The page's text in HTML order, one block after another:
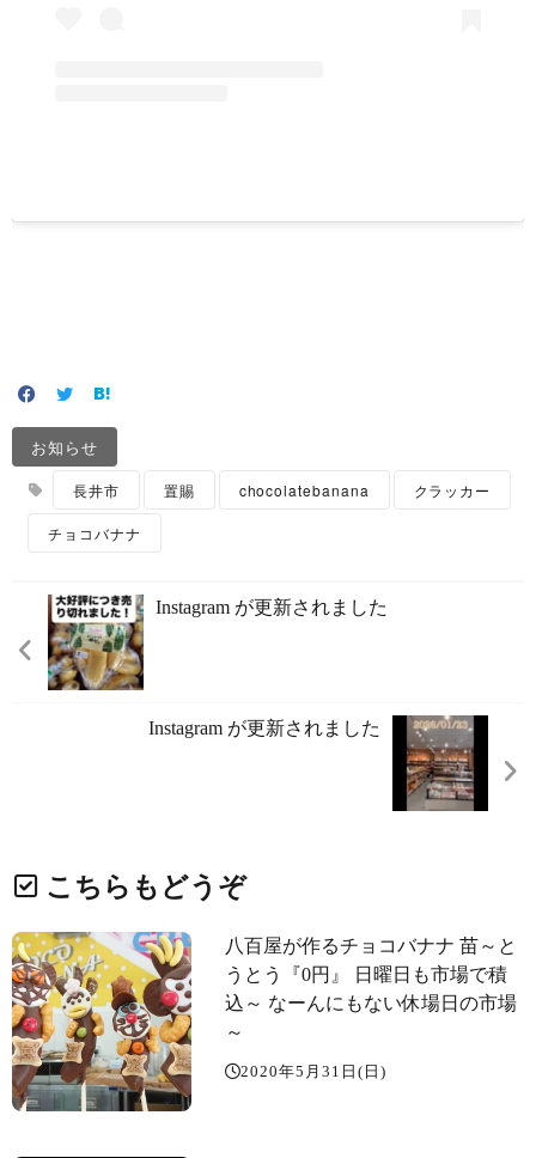
お知らせ
長井市 置賜 chocolatebanana クラッカー
チョコバナナ
Instagram が更新されました
Instagram が更新されました
こちらもどうぞ
八百屋が作るチョコバナナ 苗～と
うとう『0円』 日曜日も市場で積
込～ なーんにもない休場日の市場
～️
2020年5月31日(日)